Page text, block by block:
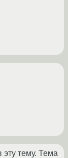
тему. Тема